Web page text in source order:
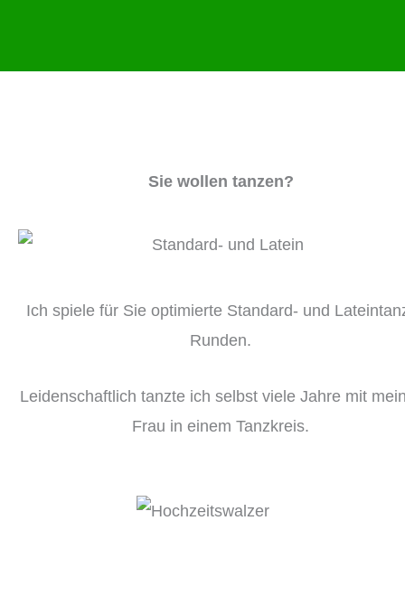
Sie wollen tanzen?
Ich spiele für Sie optimierte Standard- und
Runden.
Leidenschaftlich tanzte ich selbst viele Jahre mit
Frau in einem Tanzkreis.